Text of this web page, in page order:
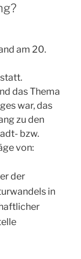
am 20.
das Thema
war, das
zu den
bzw.
von:
der
in